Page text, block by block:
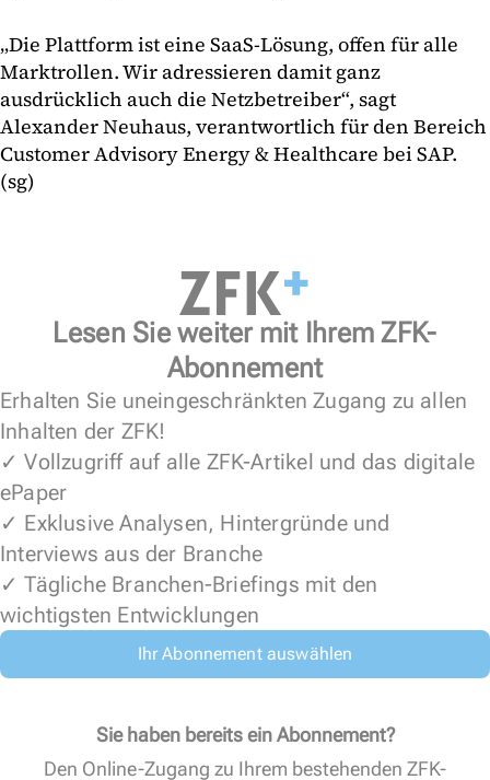
„Die Plattform ist eine SaaS-Lösung, offen für alle
Marktrollen. Wir adressieren damit ganz
ausdrücklich auch die Netzbetreiber“, sagt
Alexander Neuhaus, verantwortlich für den Bereich
Customer Advisory Energy & Healthcare bei SAP.
(sg)
Lesen Sie weiter mit Ihrem ZFK-
Abonnement
Erhalten Sie uneingeschränkten Zugang zu allen
Inhalten der ZFK!
✓ Vollzugriff auf alle ZFK-Artikel und das digitale
ePaper
✓ Exklusive Analysen, Hintergründe und
Interviews aus der Branche
✓ Tägliche Branchen-Briefings mit den
wichtigsten Entwicklungen
Ihr Abonnement auswählen
Sie haben bereits ein Abonnement?
Den Online-Zugang zu Ihrem bestehenden ZFK-